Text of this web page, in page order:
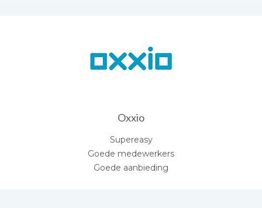
Oxxio
Supereasy
Goede medewerkers
Goede aanbieding